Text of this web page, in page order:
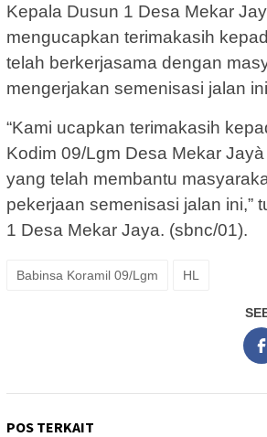
Kepala Dusun 1 Desa Mekar
mengucapkan terimakasih
telah berkerjasama dengan
mengerjakan semenisasi jalan
“Kami ucapkan terimakasih
Kodim 09/Lgm Desa Mekar
yang telah membantu
pekerjaan semenisasi jalan ini,”
1 Desa Mekar Jaya. (sbnc/01).
Babinsa Koramil 09/Lgm HL
POS TERKAIT